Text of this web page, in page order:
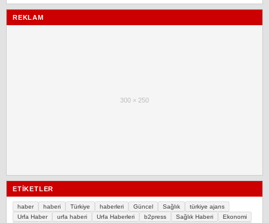
REKLAM
300 × 250
ETIKETLER
haber haberi Türkiye haberleri Güncel Sağlık
türkiye ajans
Urfa Haber
urfa haberi Urfa Haberleri b2press Sağlık Haberi
Ekonomi